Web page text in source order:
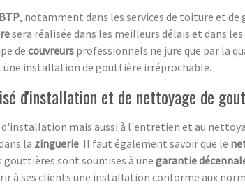
BTP, notamment dans les services de toiture et de
sera réalisée dans les meilleurs délais et dans
de couvreurs professionnels ne jure que par la
une installation de gouttière irréprochable.
d'installation et de nettoyage de
mais aussi à l'entretien et au
la zinguerie. Il faut également savoir que le
gouttières sont soumises à unegarantie
à ses clients une installation conforme aux